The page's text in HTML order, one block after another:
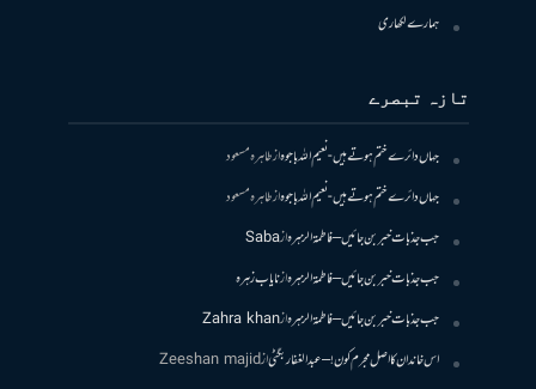
ہمارے لکھاری
تازہ تبصرے
جہاں دائرے ختم ہوتے ہیں- نعیم اللہ باجوہازطاہرہ مسعود
جہاں دائرے ختم ہوتے ہیں- نعیم اللہ باجوہازطاہرہ مسعود
جب جذبات خبر بن جائیں – فاطمۃالزہرہازSaba
جب جذبات خبر بن جائیں – فاطمۃالزہرہازنایاب زہرہ
جب جذبات خبر بن جائیں – فاطمۃالزہرہازZahra khan
اس خاندان کا اصل مجرم کون! – عبدالغفار بگٹیازZeeshan majid